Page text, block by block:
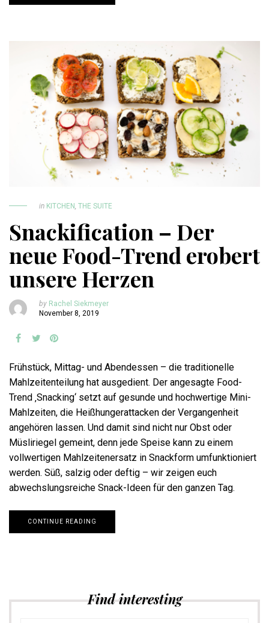
in KITCHEN, THE SUITE
Snackification – Der
neue Food-Trend erobert
unsere Herzen
by Rachel Siekmeyer
November 8, 2019
Frühstück, Mittag- und Abendessen – die traditionelle
Mahlzeitenteilung hat ausgedient. Der angesagte Food-
Trend ‚Snacking‘ setzt auf gesunde und hochwertige Mini-
Mahlzeiten, die Heißhungerattacken der Vergangenheit
angehören lassen. Und damit sind nicht nur Obst oder
Müsliriegel gemeint, denn jede Speise kann zu einem
vollwertigen Mahlzeitenersatz in Snackform umfunktioniert
werden. Süß, salzig oder deftig – wir zeigen euch
abwechslungsreiche Snack-Ideen für den ganzen Tag.
CONTINUE READING
Find interesting